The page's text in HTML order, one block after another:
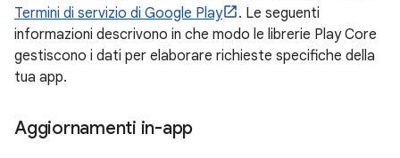
Termini di servizio di Google Play
. Le seguenti
informazioni descrivono in che modo le librerie Play Core
gestiscono i dati per elaborare richieste specifiche della
tua app.
Aggiornamenti in-app